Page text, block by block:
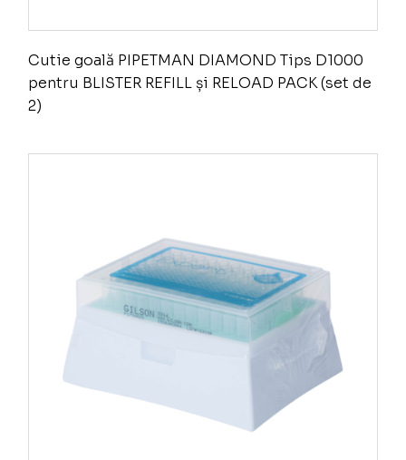
Cutie goală PIPETMAN DIAMOND Tips D1000
pentru BLISTER REFILL și RELOAD PACK (set de
2)